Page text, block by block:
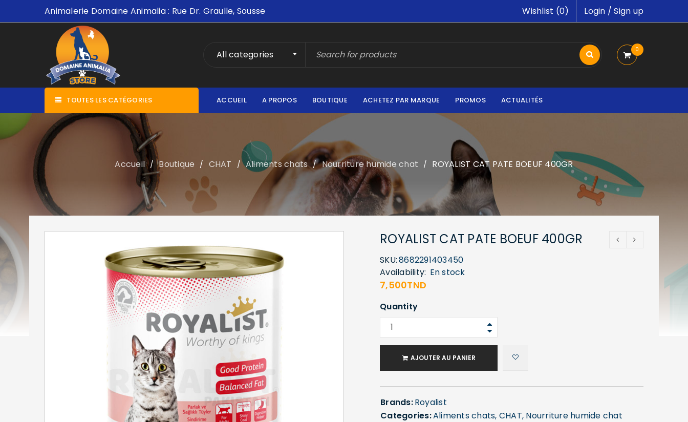
Animalerie Domaine Animalia : Rue Dr. Graulle, Sousse Login /Sign up
Wishlist (0)
All categories 0
TOUTES LES CATÉGORIES ACCUEIL A PROPOS BOUTIQUE ACHETEZ PAR MARQUE PROMOS ACTUALITÉS
Accueil / Boutique / CHAT / Aliments chats / Nourriture humide chat / ROYALIST CAT PATE BOEUF 400GR
ROYALIST CAT PATE BOEUF 400GR
SKU:8682291403450
Availability: En stock
7,500TND
Quantity
AJOUTER AU PANIER
Brands:Royalist
Categories:Aliments chats, CHAT, Nourriture humide chat